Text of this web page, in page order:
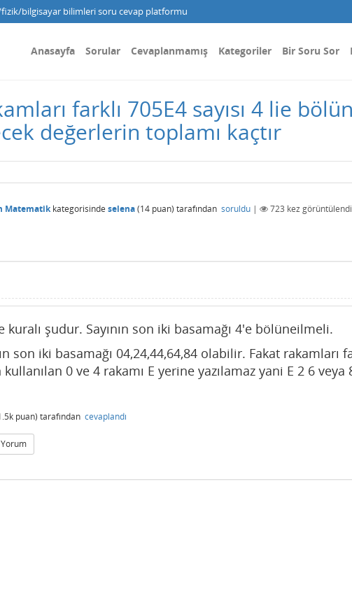
bilgisayar bilimleri soru cevap platformu
Anasayfa Sorular Cevaplanmamış Kategoriler Bir Soru Sor
farklı 705E4 sayısı 4 lie
değerlerin toplamı kaçtır
Matematikkategorisinde selena(14 puan) tarafından soruldu | 723 kez görüntülendi
şudur. Sayının son iki basamağı 4'e bölüneilmeli.
son iki basamağı 04,24,44,64,84 olabilir. Fakat rakamları
0 ve 4 rakamı E yerine yazılamaz yani E 2 6 veya
puan) tarafından cevaplandı
Yorum